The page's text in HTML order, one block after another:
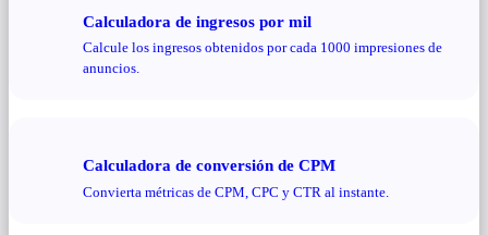
Calculadora de ingresos por mil
Calcule los ingresos obtenidos por cada 1000 impresiones de
anuncios.
Calculadora de conversión de CPM
Convierta métricas de CPM, CPC y CTR al instante.